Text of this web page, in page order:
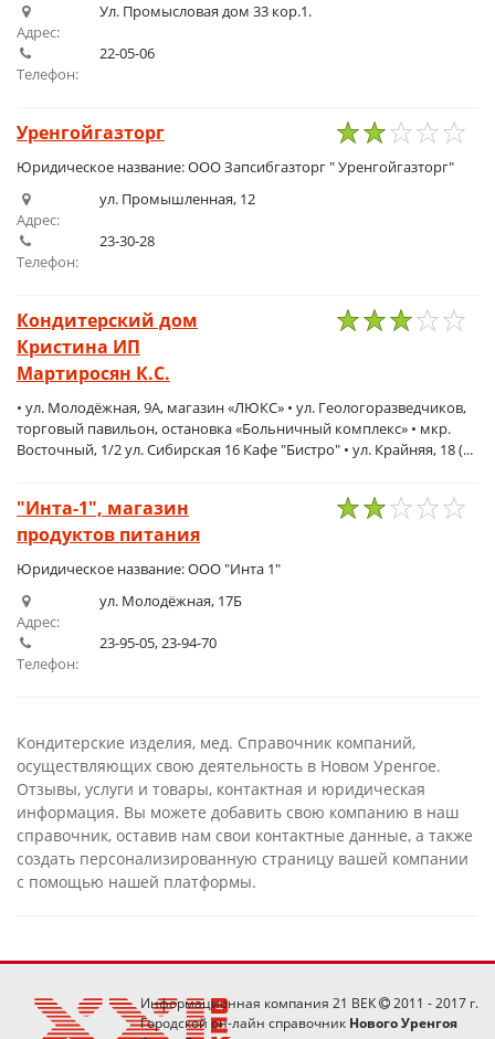
Адрес:
Ул. Промысловая дом 33 кор.1.
Телефон:
22-05-06
Уренгойгазторг
5
4
3
2
1
Юридическое название: ООО Запсибгазторг " Уренгойгазторг"
Адрес:
ул. Промышленная, 12
Телефон:
23-30-28
Кондитерский дом
Кристина ИП
Мартиросян К.С.
• ул. Молодёжная, 9А, магазин «ЛЮКС» • ул. Геологоразведчиков,
торговый павильон, остановка «Больничный комплекс» • мкр.
Восточный, 1/2 ул. Сибирская 16 Кафе "Бистро" • ул. Крайняя, 18 (...
"Инта-1", магазин
продуктов питания
Юридическое название: ООО "Инта 1"
Адрес:
ул. Молодёжная, 17Б
Телефон:
23-95-05, 23-94-70
Кондитерские изделия, мед. Справочник компаний,
осуществляющих свою деятельность в Новом Уренгое.
Отзывы, услуги и товары, контактная и юридическая
информация. Вы можете добавить свою компанию в наш
справочник, оставив нам свои контактные данные, а также
создать персонализированную страницу вашей компании
с помощью нашей платформы.
Информационная компания 21 ВЕК
2011 - 2017 г.
Городской он-лайн справочник Нового Уренгоя